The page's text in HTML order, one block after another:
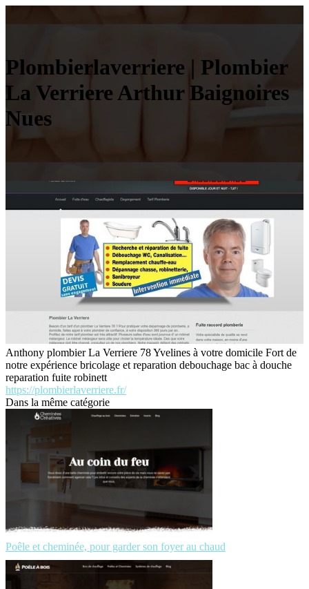
Plom­bierlaver­rie­re | Plombier
La Verriere Arthur Baignoires
Nues
Anthony plombier La Verriere 78 Yvelines à votre domicile Fort de
notre expérience bricolage et reparation debouchage bac à douche
reparation fuite robinett
https://plombierlaverriere.fr/
Dans la même catégorie
Poêle et cheminée, pour garder son foyer au chaud